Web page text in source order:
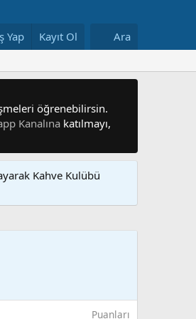
Yap Kayıt Ol Ara
öğrenebilirsin.
Kanalına katılmayı,
Kahve Kulübü
Puanları